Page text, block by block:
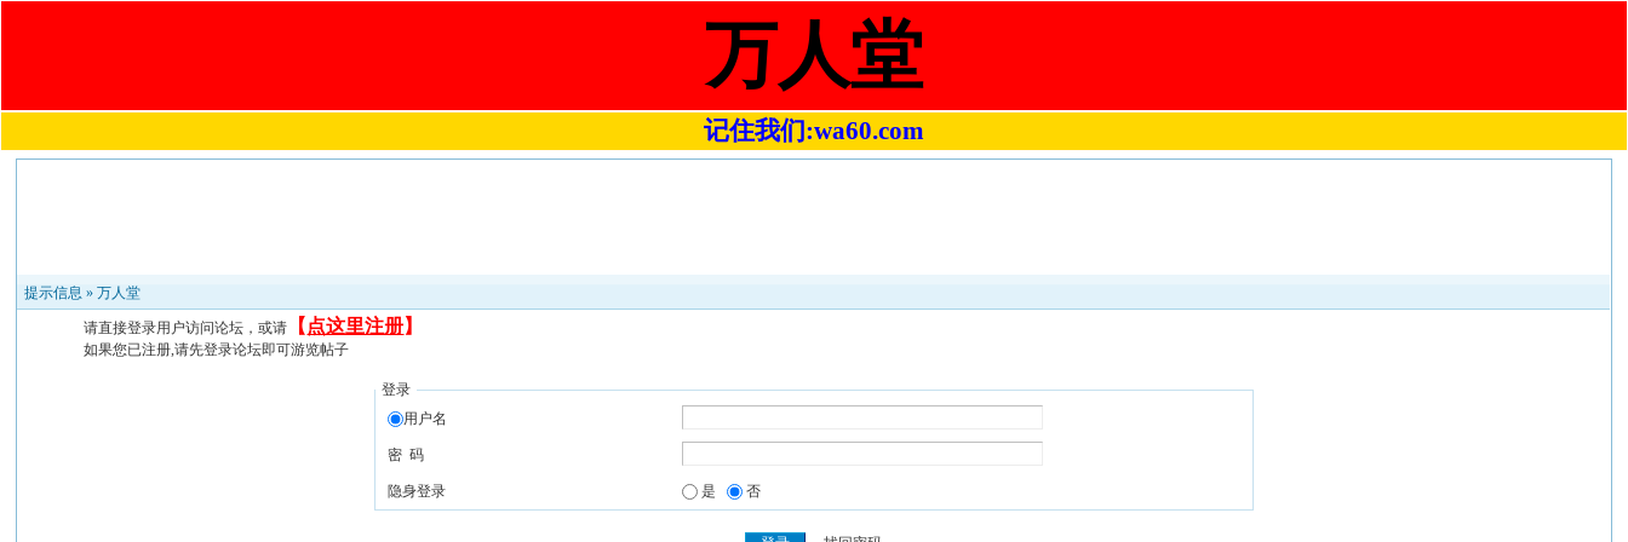
万人堂
记住我们:wa60.com
提示信息 »万人堂
请直接登录用户访问论坛，或请 【 点这里注册】
如果您已注册,请先登录论坛即可游览帖子
登录
用户名
密 码
隐身登录 是 否